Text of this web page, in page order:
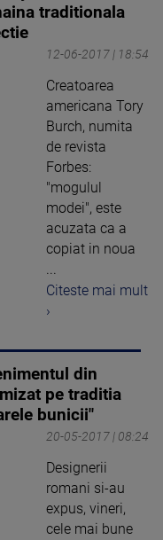
traditionala
12-06-2017 | 18:54
Creatoarea
americana Tory
Burch, numita
de revista
Forbes:
"mogulul
modei", este
acuzata ca a
copiat in noua
Citeste mai mult
›
din
pe traditia
bunicii"
20-05-2017 | 08:24
Designerii
romani si-au
expus, vineri,
cele mai bune